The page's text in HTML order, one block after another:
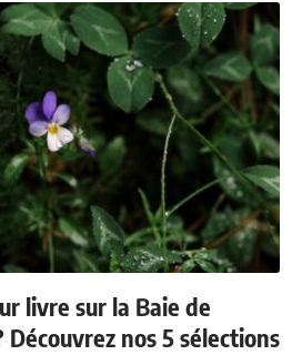
livre sur la Baie de
Découvrez nos 5 sélections